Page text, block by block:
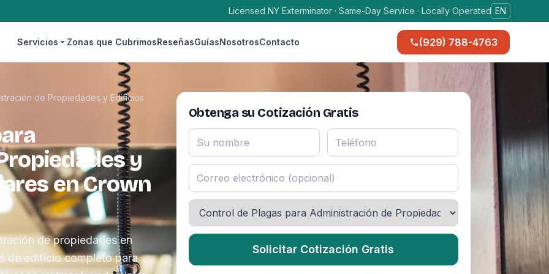
Licensed NY Exterminator · Same-Day Service · Locally Operated EN
Servicios Zonas que CubrimosReseñasGuíasNosotrosContacto (929) 788-4763
de Propiedades y Edificios
y
en Crown
de propiedades en
de edificio completo para
Obtenga su Cotización Gratis
Solicitar Cotización Gratis